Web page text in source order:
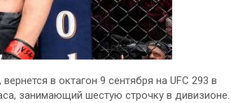
в октагон 9 сентября на UFC 293 в
занимающий шестую строчку в дивизионе.